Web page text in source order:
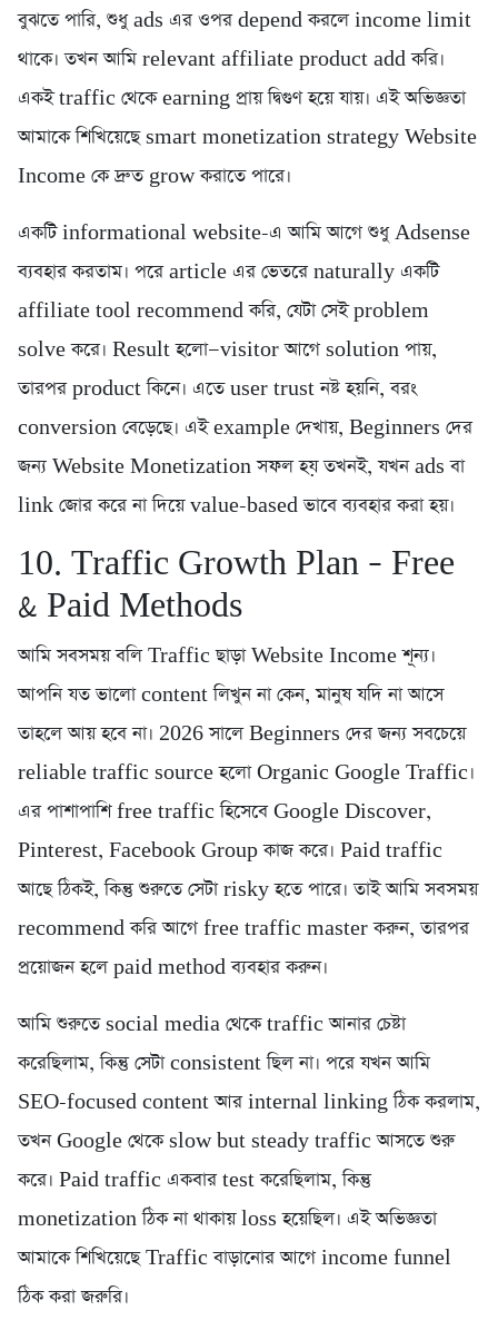
বুঝতে পারি, শুধু ads এর ওপর depend করলে income limit
থাকে। তখন আমি relevant affiliate product add করি।
একই traffic থেকে earning প্রায় দ্বিগুণ হয়ে যায়। এই অভিজ্ঞতা
আমাকে শিখিয়েছে smart monetization strategy Website
Income কে দ্রুত grow করাতে পারে।
একটি informational website-এ আমি আগে শুধু Adsense
ব্যবহার করতাম। পরে article এর ভেতরে naturally একটি
affiliate tool recommend করি, যেটা সেই problem
solve করে। Result হলো—visitor আগে solution পায়,
তারপর product কিনে। এতে user trust নষ্ট হয়নি, বরং
conversion বেড়েছে। এই example দেখায়, Beginners দের
জন্য Website Monetization সফল হয় তখনই, যখন ads বা
link জোর করে না দিয়ে value-based ভাবে ব্যবহার করা হয়।
10. Traffic Growth Plan – Free
& Paid Methods
আমি সবসময় বলি Traffic ছাড়া Website Income শূন্য।
আপনি যত ভালো content লিখুন না কেন, মানুষ যদি না আসে
তাহলে আয় হবে না। 2026 সালে Beginners দের জন্য সবচেয়ে
reliable traffic source হলো Organic Google Traffic।
এর পাশাপাশি free traffic হিসেবে Google Discover,
Pinterest, Facebook Group কাজ করে। Paid traffic
আছে ঠিকই, কিন্তু শুরুতে সেটা risky হতে পারে। তাই আমি সবসময়
recommend করি আগে free traffic master করুন, তারপর
প্রয়োজন হলে paid method ব্যবহার করুন।
আমি শুরুতে social media থেকে traffic আনার চেষ্টা
করেছিলাম, কিন্তু সেটা consistent ছিল না। পরে যখন আমি
SEO-focused content আর internal linking ঠিক করলাম,
তখন Google থেকে slow but steady traffic আসতে শুরু
করে। Paid traffic একবার test করেছিলাম, কিন্তু
monetization ঠিক না থাকায় loss হয়েছিল। এই অভিজ্ঞতা
আমাকে শিখিয়েছে Traffic বাড়ানোর আগে income funnel
ঠিক করা জরুরি।